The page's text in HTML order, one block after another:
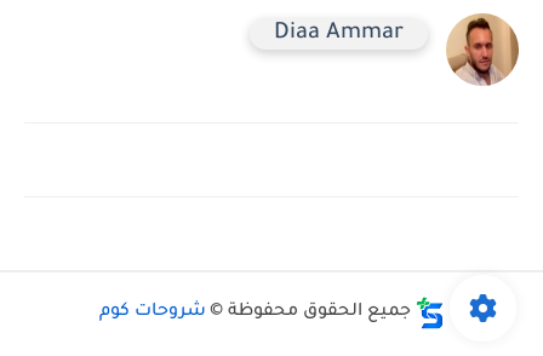
Diaa Ammar
جميع الحقوق محفوظة © شروحات كوم